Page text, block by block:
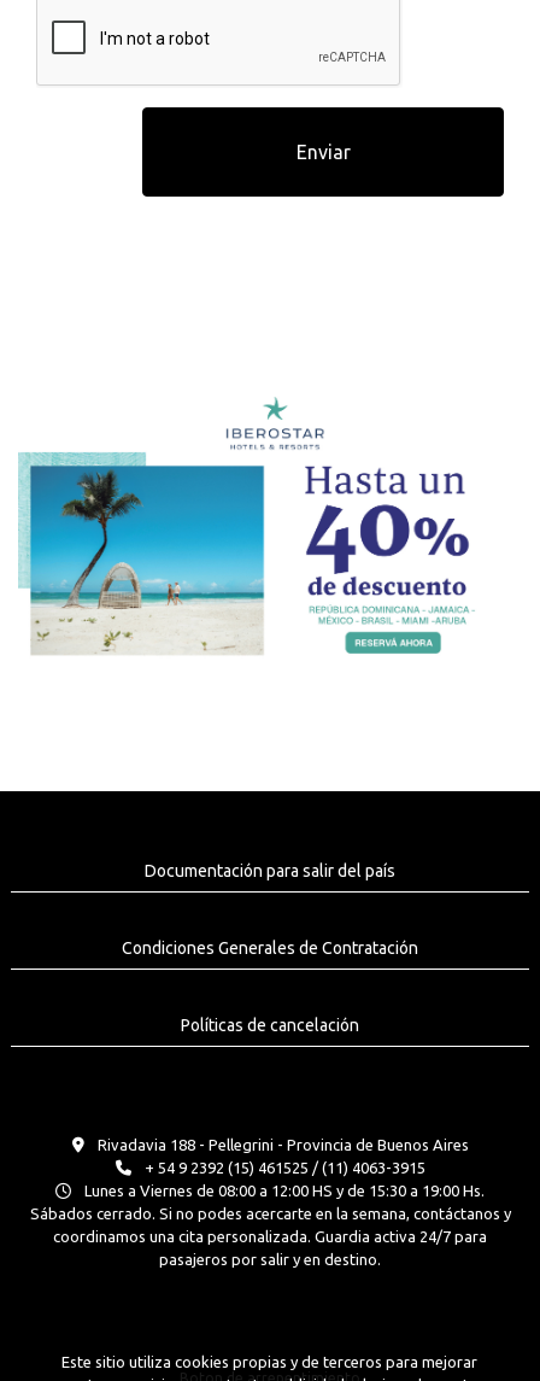
Enviar
Documentación para salir del país
Condiciones Generales de Contratación
Políticas de cancelación
Rivadavia 188 - Pellegrini - Provincia de Buenos Aires
+ 54 9 2392 (15) 461525 / (11) 4063-3915
Lunes a Viernes de 08:00 a 12:00 HS y de 15:30 a 19:00 Hs.
Sábados cerrado. Si no podes acercarte en la semana, contáctanos y
coordinamos una cita personalizada. Guardia activa 24/7 para
pasajeros por salir y en destino.
Este sitio utiliza cookies propias y de terceros para mejorar